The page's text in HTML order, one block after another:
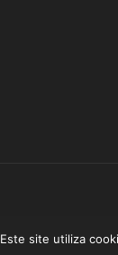
Este site utiliza